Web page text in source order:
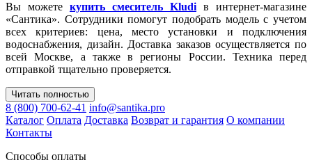
Вы можете купить смеситель Kludi в интернет-магазине
«Сантика». Сотрудники помогут подобрать модель с учетом
всех критериев: цена, место установки и подключения
водоснабжения, дизайн. Доставка заказов осуществляется по
всей Москве, а также в регионы России. Техника перед
отправкой тщательно проверяется.
Читать полностью
8 (800) 700-62-41 info@santika.pro
Каталог Оплата Доставка Возврат и гарантия О компании
Контакты
Способы оплаты